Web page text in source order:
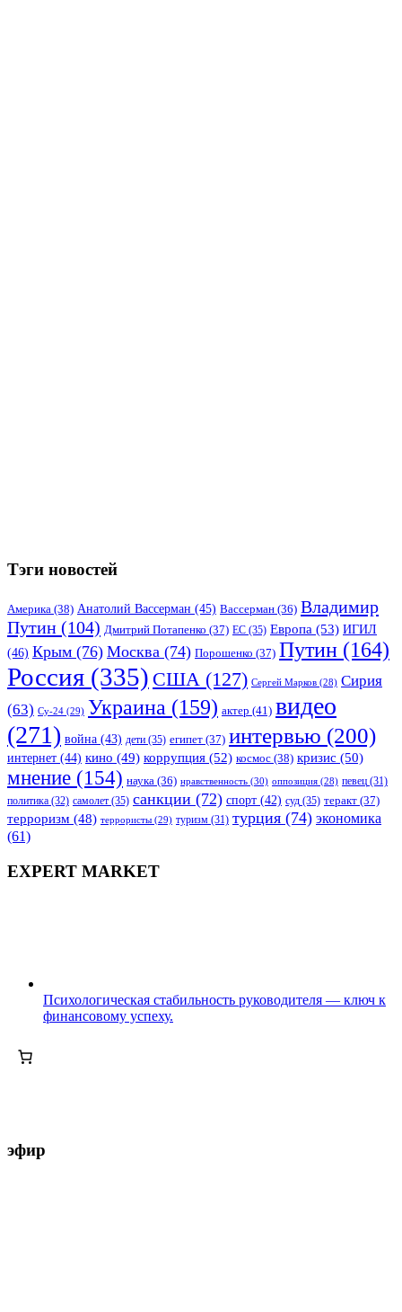
Тэги новостей
Америка (38) Анатолий Вассерман (45) Вассерман (36) Владимир
Путин (104) Дмитрий Потапенко (37) ЕС (35) Европа (53) ИГИЛ
(46) Крым (76) Москва (74) Порошенко (37) Путин (164)
Россия (335) США (127) Сергей Марков (28) Сирия
(63) Су-24 (29) Украина (159) актер (41) видео
(271) война (43) дети (35) египет (37) интервью (200)
интернет (44) кино (49) коррупция (52) космос (38) кризис (50)
мнение (154) наука (36) нравственность (30) оппозиция (28) певец (31)
политика (32) самолет (35) санкции (72) спорт (42) суд (35) теракт (37)
терроризм (48) террористы (29) туризм (31) турция (74) экономика
(61)
EXPERT MARKET
Психологическая стабильность руководителя — ключ к
финансовому успеху.
эфир